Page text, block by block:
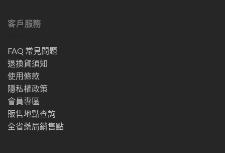
客戶服務
FAQ 常見問題
退換貨須知
使用條款
隱私權政策
會員專區
販售地點查詢
全省藥局銷售點